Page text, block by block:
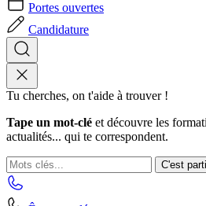
Portes ouvertes
Candidature
Tu cherches, on t'aide à trouver !
Tape un mot-clé et découvre les
actualités... qui te correspondent.
C'est